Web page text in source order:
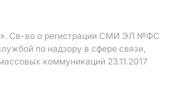
Св-во о регистрации СМИ ЭЛ №ФС
по надзору в сфере связи,
коммуникаций 23.11.2017